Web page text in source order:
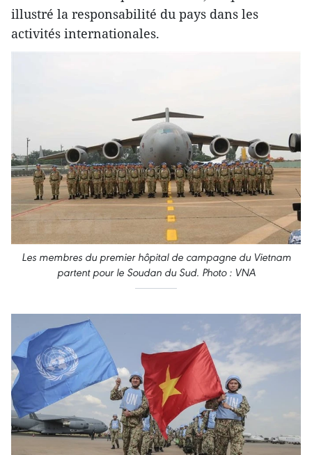
illustré la responsabilité du pays dans les
activités internationales.
Les membres du premier hôpital de campagne du Vietnam
partent pour le Soudan du Sud. Photo : VNA